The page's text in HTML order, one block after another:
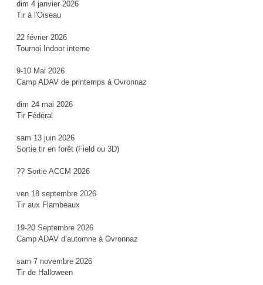
dim 4 janvier 2026
Tir à l'Oiseau
22 février 2026
Tournoi Indoor interne
9-10 Mai 2026
Camp ADAV de printemps à Ovronnaz
dim 24 mai 2026
Tir Fédéral
sam 13 juin 2026
Sortie tir en forêt (Field ou 3D)
?? Sortie ACCM 2026
ven 18 septembre 2026
Tir aux Flambeaux
19-20 Septembre 2026
Camp ADAV d’automne à Ovronnaz
sam 7 novembre 2026
Tir de Halloween